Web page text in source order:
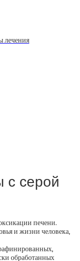
лечения
с серой
печени.
и жизни человека,
обработанных